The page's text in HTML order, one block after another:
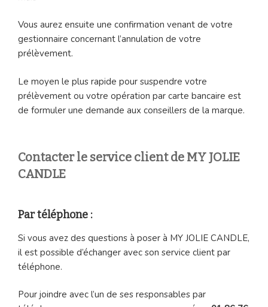
Vous aurez ensuite une confirmation venant de votre
gestionnaire concernant l’annulation de votre
prélèvement.
Le moyen le plus rapide pour suspendre votre
prélèvement ou votre opération par carte bancaire est
de formuler une demande aux conseillers de la marque.
Contacter le service client de MY JOLIE
CANDLE
Par téléphone :
Si vous avez des questions à poser à MY JOLIE CANDLE,
il est possible d’échanger avec son service client par
téléphone.
Pour joindre avec l’un de ses responsables par